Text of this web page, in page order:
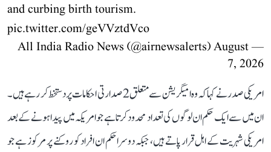
and curbing birth tourism.
pic.twitter.com/geVVztdVco
— All India Radio News (@airnewsalerts)
August
7, 2026
امریکی صدر نے کہا کہ وہ امیگریشن سے متعلق 2 صدارتی احکامات پر دستخط کر رہے ہیں۔
ان میں سے ایک حکم ان لوگوں کی تعداد محدود کرتا ہے جو امریکہ میں پیدا ہونے کے بعد
امریکی شہریت کے اہل قرار پاتے ہیں، جبکہ دوسرا حکم ان افراد کو روکنے پر مرکوز ہے جو